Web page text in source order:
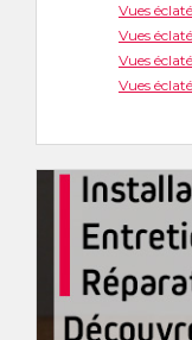
Vues
Vues
Vues
Vues